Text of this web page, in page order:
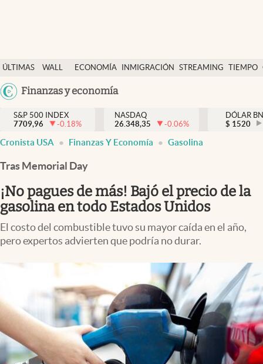
ÚLTIMAS
NOTICIAS
WALL
DÓLAR
ECONOMÍA INMIGRACIÓN STREAMING TIEMPO
México
Finanzas y economía
Finanzas y economía
Wall Street y dólar
Inmigración
Espiritual
Streaming
PC y mobile
S&P 500 INDEX
7709,96
-0.18%
NASDAQ
26.348,35
-0.06%
DÓLAR
$ 1520
Cronista USA Finanzas Y Economía Gasolina
Tras Memorial Day
¡No pagues de más! Bajó el precio de la
gasolina en todo Estados Unidos
El costo del combustible tuvo su mayor caída en el año,
pero expertos advierten que podría no durar.